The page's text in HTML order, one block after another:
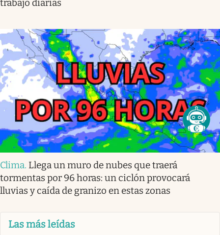
trabajo diarias
Clima. Llega un muro de nubes que traerá
tormentas por 96 horas: un ciclón provocará
lluvias y caída de granizo en estas zonas
Las más leídas